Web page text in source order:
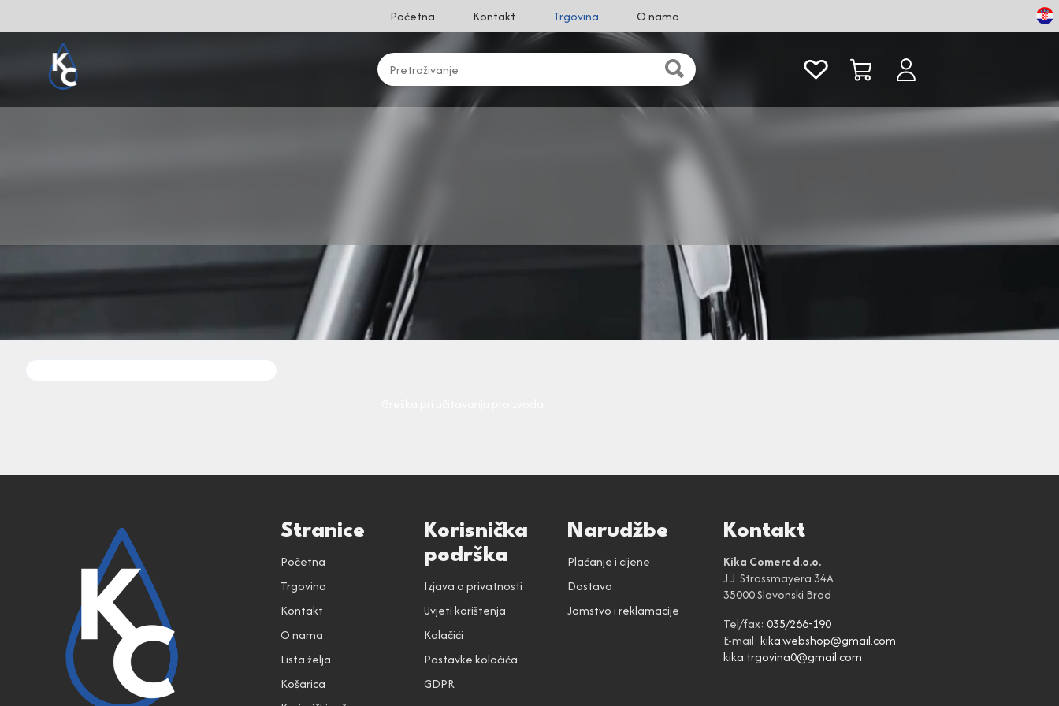
Početna Kontakt Trgovina O nama
Stranice
Početna
Trgovina
Kontakt
O nama
Lista želja
Košarica
Korisnička
podrška
Izjava o privatnosti
Uvjeti korištenja
Kolačići
Postavke kolačića
GDPR
Narudžbe
Plaćanje i cijene
Dostava
Jamstvo i reklamacije
Kontakt
Kika Comerc d.o.o.
J.J. Strossmayera 34A
35000 Slavonski Brod
Tel/fax: 035/266-190
E-mail: kika.webshop@gmail.com
kika.trgovina0@gmail.com